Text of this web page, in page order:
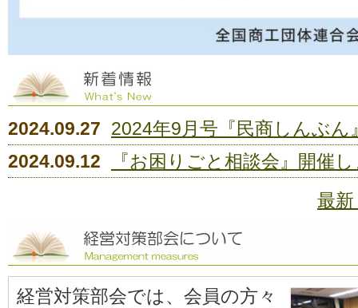
2024.09.27 2024年9月号『民商しんぶん
2024.09.12
『お困りごと相談会』開催
2024年８月号『民商しんぶ
2024.07.30
2024年7月号『民商しんぶん
2024.07.30 2024年6月号『民商しんぶん
2024.06.17 2024年5月号『民商しんぶん
最
経営対策部会では、会員の方々